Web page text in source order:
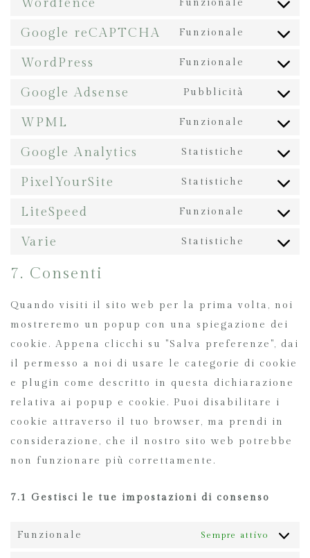
Funzionale
Google reCAPTCHA Funzionale
WordPress Funzionale
Google Adsense Pubblicità
WPML Funzionale
Google Analytics Statistiche
PixelYourSite Statistiche
LiteSpeed Funzionale
Varie Statistiche
7. Consenti
Quando visiti il sito web per la prima volta, noi
mostreremo un popup con una spiegazione dei
cookie. Appena clicchi su "Salva preferenze", dai
il permesso a noi di usare le categorie di cookie
e plugin come descritto in questa dichiarazione
relativa ai popup e cookie. Puoi disabilitare i
cookie attraverso il tuo browser, ma prendi in
considerazione, che il nostro sito web potrebbe
non funzionare più correttamente.
7.1 Gestisci le tue impostazioni di consenso
Funzionale Sempre attivo